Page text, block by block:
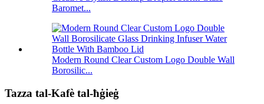
Baromet...
Modern Round Clear Custom Logo Double Wall
Borosilic...
Tazza tal-Kafè tal-ħġieġ